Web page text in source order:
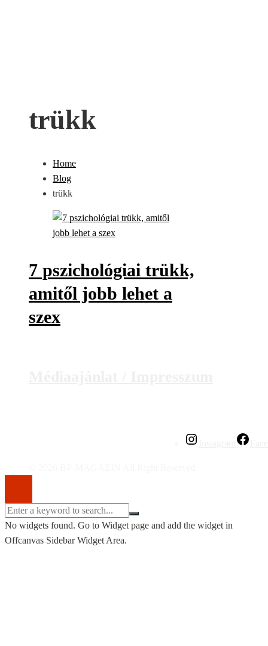
trükk
Home
Blog
trükk
7 pszichológiai trükk,
amitől jobb lehet a
szex
No widgets found. Go to Widget page and add the widget in
Offcanvas Sidebar Widget Area.